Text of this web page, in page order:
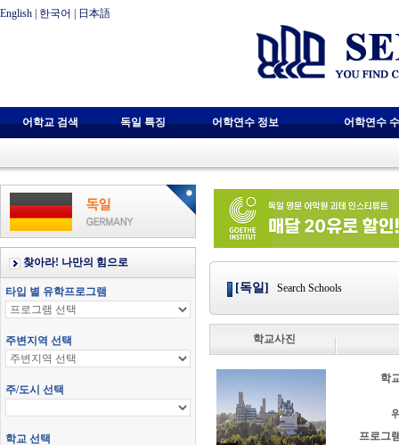
English 한국어 日本語
어학교 검색 독일 특징 어학연수 정보 어학연수
[독일] Search Schools
학교사진
학
프로그